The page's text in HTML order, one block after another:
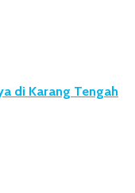
di Karang Tengah